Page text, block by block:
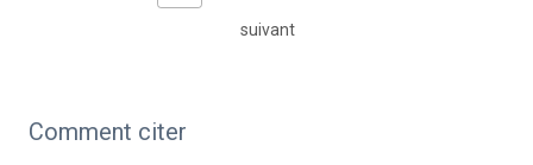
suivant
Comment citer